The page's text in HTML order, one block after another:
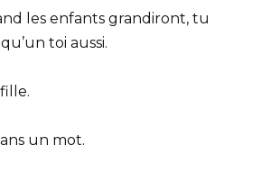
les enfants grandiront, tu
toi aussi.
un mot.